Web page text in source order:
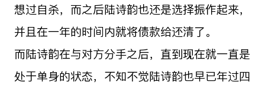
想过自杀，而之后陆诗韵也还是选择振作起来，
并且在一年的时间内就将债款给还清了。
而陆诗韵在与对方分手之后，直到现在就一直是
处于单身的状态，不知不觉陆诗韵也早已年过四